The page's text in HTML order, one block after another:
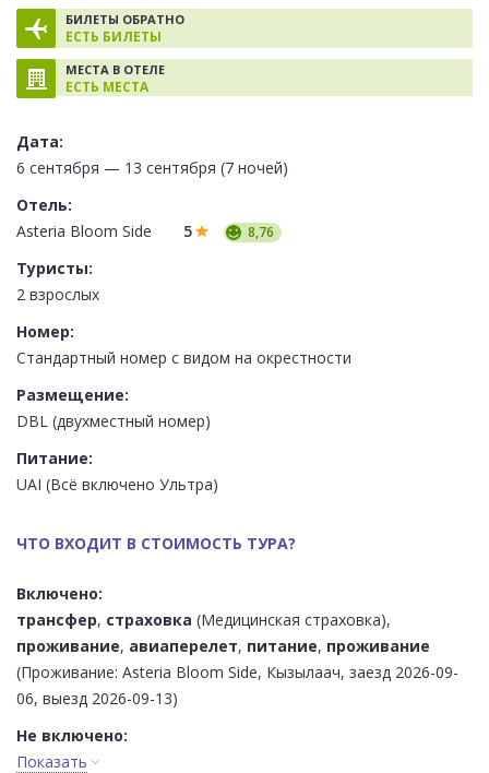
БИЛЕТЫ ОБРАТНО
ЕСТЬ БИЛЕТЫ
МЕСТА В ОТЕЛЕ
ЕСТЬ МЕСТА
Дата:
6 сентября — 13 сентября (7 ночей)
Отель:
Asteria Bloom Side
5 8,76
Туристы:
2 взрослых
Номер:
Стандартный номер с видом на окрестности
Размещение:
DBL (двухместный номер)
Питание:
UAI (Всё включено Ультра)
ЧТО ВХОДИТ В СТОИМОСТЬ ТУРА?
Включено:
трансфер, страховка (Медицинская страховка),
проживание, авиаперелет, питание, проживание
(Проживание: Asteria Bloom Side, Кызылаач, заезд 2026-09-
06, выезд 2026-09-13)
Не включено:
Показать